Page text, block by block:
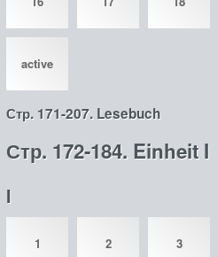
active
Стр. 171-207. Lesebuch
Стр. 172-184. Einheit I
I
1 2 3